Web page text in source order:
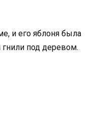
и его яблоня была
гнили под деревом.